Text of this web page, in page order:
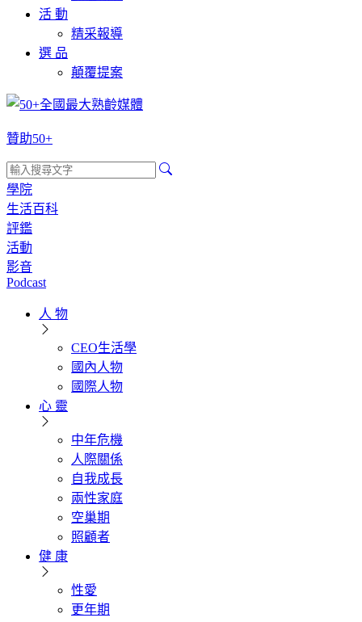
活 動
精采報導
選 品
顛覆提案
贊助50+
學院
生活百科
評鑑
活動
影音
Podcast
人 物
CEO生活學
國內人物
國際人物
心 靈
中年危機
人際關係
自我成長
兩性家庭
空巢期
照顧者
健 康
性愛
更年期